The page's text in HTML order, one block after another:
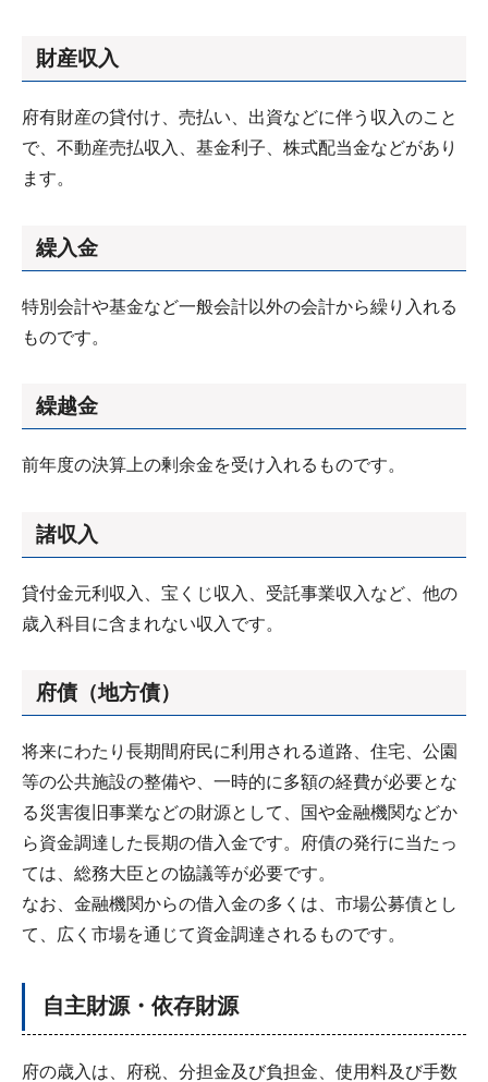
財産収入
府有財産の貸付け、売払い、出資などに伴う収入のこと
で、不動産売払収入、基金利子、株式配当金などがあり
ます。
繰入金
特別会計や基金など一般会計以外の会計から繰り入れる
ものです。
繰越金
前年度の決算上の剰余金を受け入れるものです。
諸収入
貸付金元利収入、宝くじ収入、受託事業収入など、他の
歳入科目に含まれない収入です。
府債（地方債）
将来にわたり長期間府民に利用される道路、住宅、公園
等の公共施設の整備や、一時的に多額の経費が必要とな
る災害復旧事業などの財源として、国や金融機関などか
ら資金調達した長期の借入金です。府債の発行に当たっ
ては、総務大臣との協議等が必要です。
なお、金融機関からの借入金の多くは、市場公募債とし
て、広く市場を通じて資金調達されるものです。
自主財源・依存財源
府の歳入は、府税、分担金及び負担金、使用料及び手数